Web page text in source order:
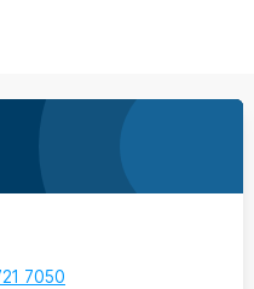
7050